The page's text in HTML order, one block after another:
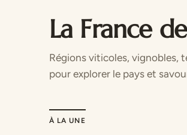
La France
Régions viticoles, vignobles,
pour explorer le pays et
À LA UNE